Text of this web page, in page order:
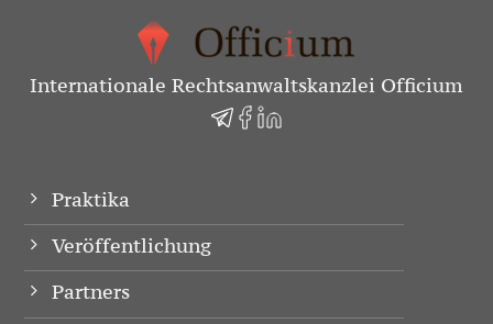
Internationale Rechtsanwaltskanzlei Officium
Praktika
Veröffentlichung
Partners